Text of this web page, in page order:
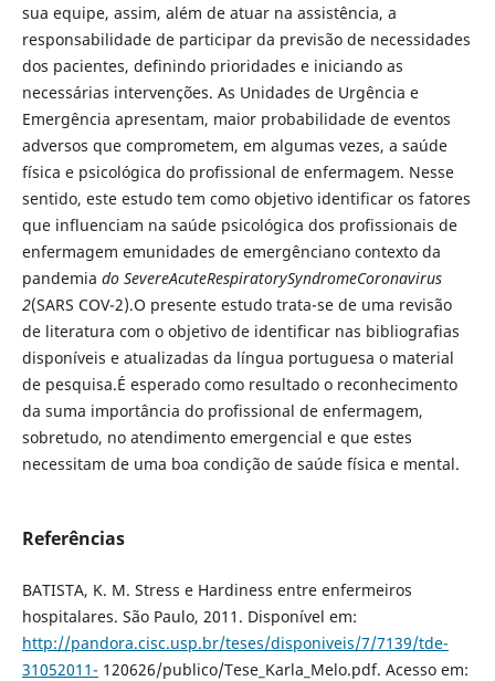
sua equipe, assim, além de atuar na assistência, a
responsabilidade de participar da previsão de necessidades
dos pacientes, definindo prioridades e iniciando as
necessárias intervenções. As Unidades de Urgência e
Emergência apresentam, maior probabilidade de eventos
adversos que comprometem, em algumas vezes, a saúde
física e psicológica do profissional de enfermagem. Nesse
sentido, este estudo tem como objetivo identificar os fatores
que influenciam na saúde psicológica dos profissionais de
enfermagem emunidades de emergênciano contexto da
pandemia do SevereAcuteRespiratorySyndromeCoronavirus
2(SARS COV-2).O presente estudo trata-se de uma revisão
de literatura com o objetivo de identificar nas bibliografias
disponíveis e atualizadas da língua portuguesa o material
de pesquisa.É esperado como resultado o reconhecimento
da suma importância do profissional de enfermagem,
sobretudo, no atendimento emergencial e que estes
necessitam de uma boa condição de saúde física e mental.
Referências
BATISTA, K. M. Stress e Hardiness entre enfermeiros
hospitalares. São Paulo, 2011. Disponível em:
http://pandora.cisc.usp.br/teses/disponiveis/7/7139/tde-
31052011- 120626/publico/Tese_Karla_Melo.pdf. Acesso em: